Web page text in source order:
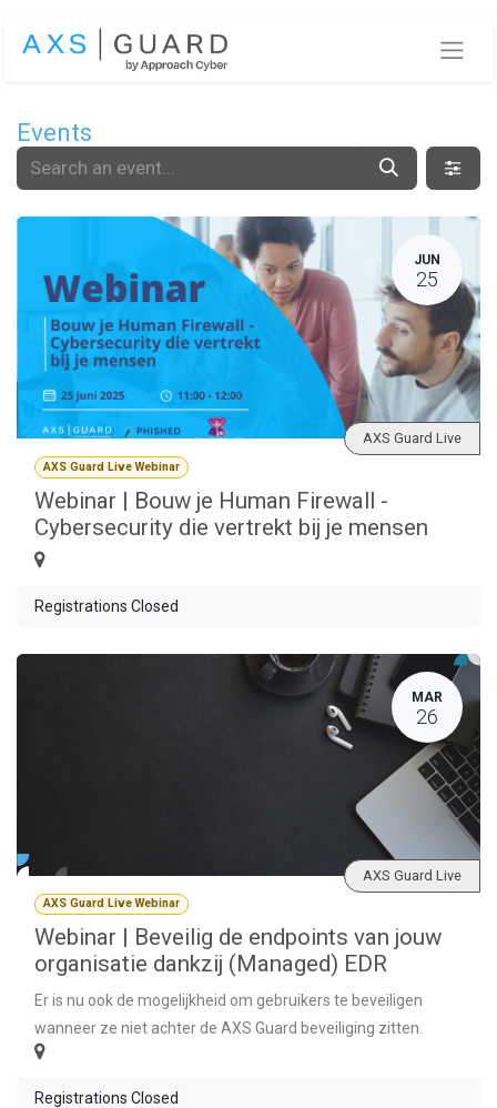
Events
JUN
25
AXS Guard Live Webinar
Webinar | Bouw je Human Firewall -
Cybersecurity die vertrekt bij je mensen
AXS Guard Live
Registrations Closed
MAR
26
AXS Guard Live Webinar
Webinar | Beveilig de endpoints van jouw
organisatie dankzij (Managed) EDR
Er is nu ook de mogelijkheid om gebruikers te beveiligen
wanneer ze niet achter de AXS Guard beveiliging zitten.
AXS Guard Live
Registrations Closed